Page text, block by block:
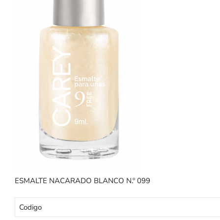
ESMALTE NACARADO BLANCO N.º 099
Codigo